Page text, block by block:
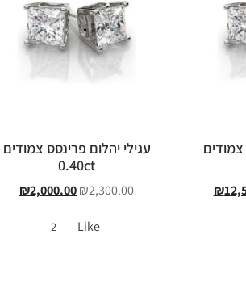
צמודים
₪
עגילי יהלום פרינסס צמודים
0.40ct
₪2,300.00
₪2,000.00
Like
2